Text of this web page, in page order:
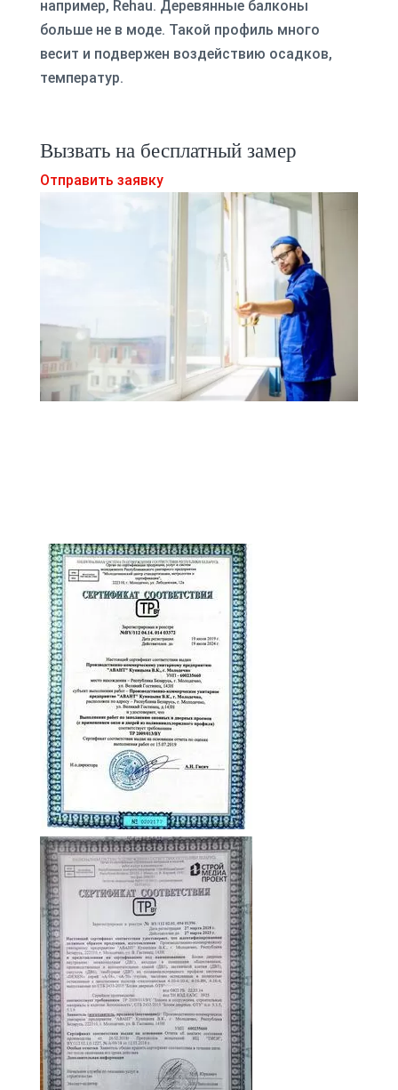
например, Rehau. Деревянные балконы
больше не в моде. Такой профиль много
весит и подвержен воздействию осадков,
температур.
Вызвать на бесплатный замер
Отправить заявку